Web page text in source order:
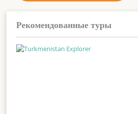
Рекомендованные туры